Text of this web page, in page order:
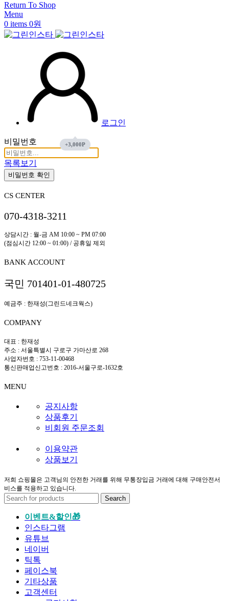
Return To Shop
Menu
0 items 0원
로그인
비밀번호
목록보기
비밀번호 확인
CS CENTER
070-4318-3211
상담시간 : 월-금 AM 10:00 ~ PM 07:00
(점심시간 12:00 ~ 01:00) / 공휴일 제외
BANK ACCOUNT
국민 701401-01-480725
예금주 : 한재성(그린드네크웍스)
COMPANY
대표 : 한재성
주소 : 서울특별시 구로구 가마산로 268
사업자번호 : 753-11-00468
통신판매업신고번호 : 2016-서울구로-1632호
MENU
공지사항
상품후기
비회원 주문조회
이용약관
상품보기
저희 쇼핑몰은 고객님의 안전한 거래를 위해 무통장입금 거래에 대해 구매안전서
비스를 적용하고 있습니다.
Search
이벤트&할인🎁
인스타그램
유튜브
네이버
틱톡
페이스북
기타상품
고객센터